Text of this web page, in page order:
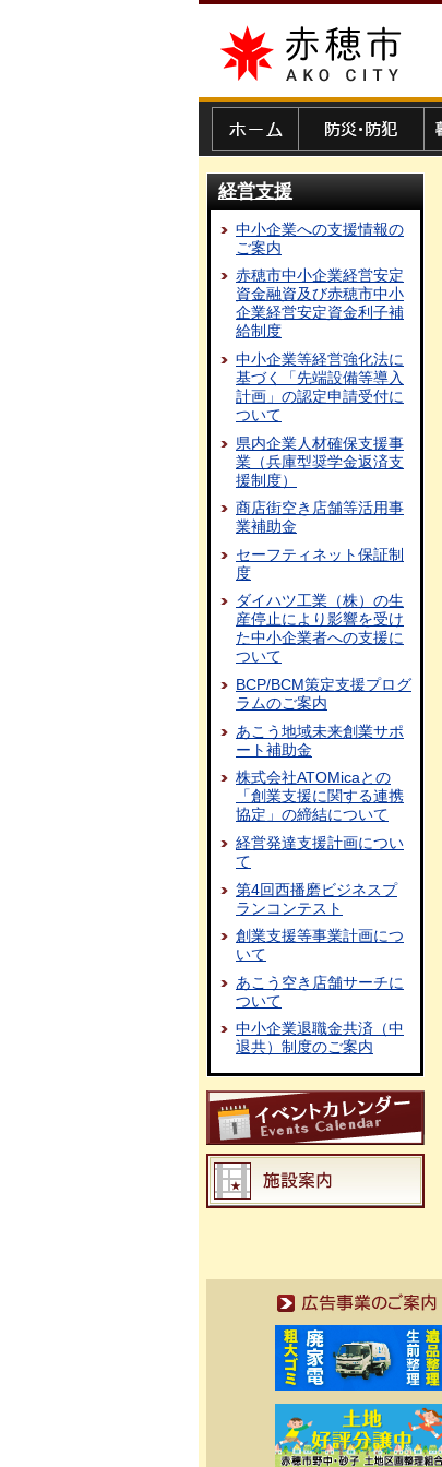
赤穂市
経営支援
中小企業への支援情報の
ご案内
赤穂市中小企業経営安定
資金融資及び赤穂市中小
企業経営安定資金利子補
給制度
中小企業等経営強化法に
基づく「先端設備等導入
計画」の認定申請受付に
ついて
県内企業人材確保支援事
業（兵庫型奨学金返済支
援制度）
商店街空き店舗等活用事
業補助金
セーフティネット保証制
度
ダイハツ工業（株）の生
産停止により影響を受け
た中小企業者への支援に
ついて
BCP/BCM策定支援プログ
ラムのご案内
あこう地域未来創業サポ
ート補助金
株式会社ATOMicaとの
「創業支援に関する連携
協定」の締結について
経営発達支援計画につい
て
第4回西播磨ビジネスプ
ランコンテスト
創業支援等事業計画につ
いて
あこう空き店舗サーチに
ついて
中小企業退職金共済（中
退共）制度のご案内
広告事業のご案内